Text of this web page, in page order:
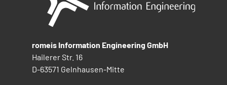
romeis Information Engineering GmbH
Hailerer Str. 16
D-63571 Gelnhausen-Mitte